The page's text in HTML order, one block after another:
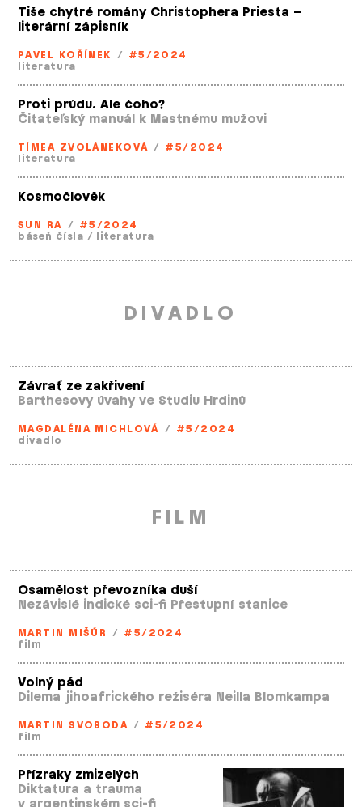
Tiše chytré romány Christophera Priesta –
literární zápisník
PAVEL KOŘÍNEK / #5/2024
literatura
Proti prúdu. Ale čoho?
Čitateľský manuál k Mastnému mužovi
TÍMEA ZVOLÁNEKOVÁ / #5/2024
literatura
Kosmočlověk
SUN RA / #5/2024
báseň čísla / literatura
DIVADLO
Závrať ze zakřivení
Barthesovy úvahy ve Studiu Hrdinů
MAGDALÉNA MICHLOVÁ / #5/2024
divadlo
FILM
Osamělost převozníka duší
Nezávislé indické sci­-fi Přestupní stanice
MARTIN MIŠÚR / #5/2024
film
Volný pád
Dilema jihoafrického režiséra Neilla Blomkampa
MARTIN SVOBODA / #5/2024
film
Přízraky zmizelých
Diktatura a trauma